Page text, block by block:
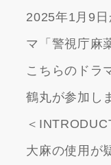
2025年1月9
マ「警視庁麻
こちらのドラ
鶴丸が参加し
＜
大麻の使用が